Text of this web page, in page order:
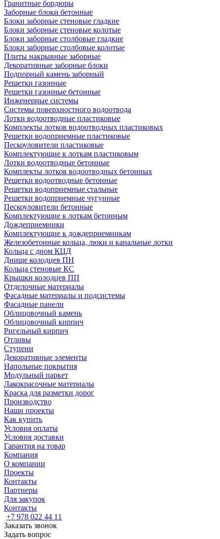
Гранитные бордюры
Заборные блоки бетонные
Блоки заборные стеновые гладкие
Блоки заборные стеновые колотые
Блоки заборные столбовые гладкие
Блоки заборные столбовые колотые
Плиты накрывные заборные
Декоративные заборные блоки
Подпорный камень заборный
Решетки газонные
Решетки газонные бетонные
Инженерные системы
Системы поверхностного водоотвода
Лотки водоотводные пластиковые
Комплекты лотков водоотводных пластиковых
Решетки водоприемные пластиковые
Пескоуловители пластиковые
Комплектующие к лоткам пластиковым
Лотки водоотводные бетонные
Комплекты лотков водоотводных бетонных
Решетки водоотводные бетонные
Решетки водоприемные стальные
Решетки водоприемные чугунные
Пескоуловители бетонные
Комплектующие к лоткам бетонным
Дождеприемники
Комплектующие к дождеприемникам
Железобетонные кольца, люки и канальные лотки
Кольца с дном КЦД
Днище колодцев ПН
Кольца стеновые КС
Крышки колодцев ПП
Отделочные материалы
Фасадные материалы и подсистемы
Фасадные панели
Облицовочный камень
Облицовочный кирпич
Ригельный кирпич
Отливы
Ступени
Декоративные элементы
Напольные покрытия
Модульный паркет
Лакокрасочные материалы
Краска для разметки дорог
Производство
Наши проекты
Как купить
Условия оплаты
Условия доставки
Гарантия на товар
Компания
О компании
Проекты
Контакты
Партнеры
Для закупок
Контакты
+7 978 022 44 11
Заказать звонок
Задать вопрос